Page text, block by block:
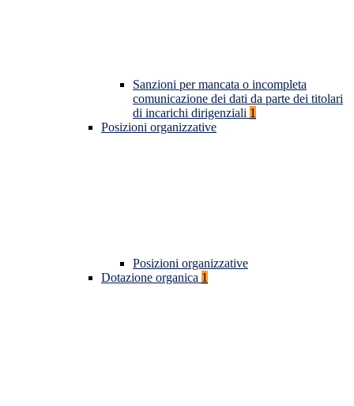
Sanzioni per mancata o incompleta
comunicazione dei dati da parte dei titolari
di incarichi dirigenziali 1
Posizioni organizzative
Posizioni organizzative
Dotazione organica 1